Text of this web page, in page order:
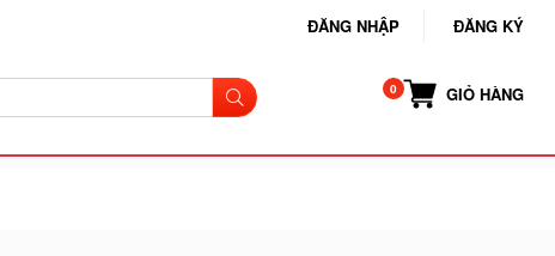
ĐĂNG NHẬP ĐĂNG KÝ
GIỎ HÀNG